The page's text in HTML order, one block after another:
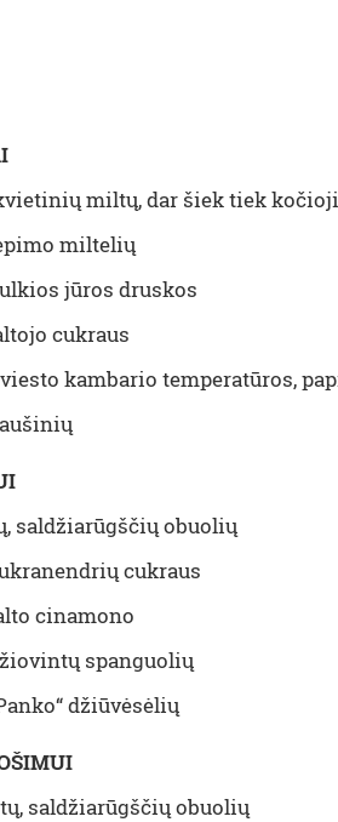
miltų, dar šiek tiek
miltelių
jūros druskos
cukraus
kambario temperatūros,
saldžiarūgščių obuolių
cukraus
cinamono
spanguolių
džiūvėsėlių
saldžiarūgščių obuolių